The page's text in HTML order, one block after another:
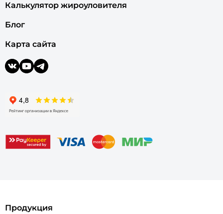
Калькулятор жироуловителя
Блог
Карта сайта
Продукция